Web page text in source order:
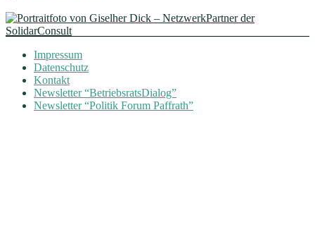
Impressum
Datenschutz
Kontakt
Newsletter “BetriebsratsDialog”
Newsletter “Politik Forum Paffrath”